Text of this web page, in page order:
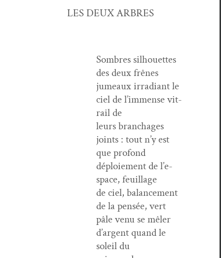
LES DEUX ARBRES
Som­bres sil­hou­ettes
des deux frênes
jumeaux irra­di­ant le
ciel de l’im­mense vit­
rail de
leurs bran­chages
joints : tout n’y est
que pro­fond
déploiement de l’e­
space, feuillage
de ciel, bal­ance­ment
de la pen­sée, vert
pâle venu se mêler
d’ar­gent quand le
soleil du